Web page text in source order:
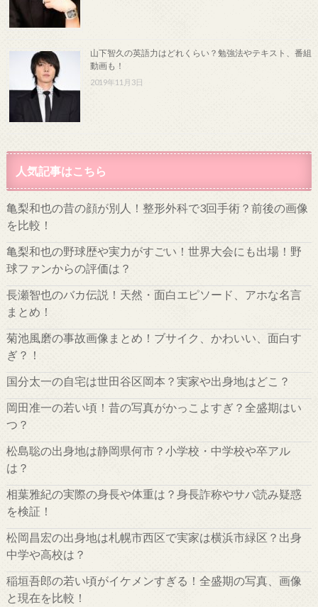
山下智久の英語力はどれくらい？勉強法やテキスト、番組
動画も！
2019年11月3日
人気記事はこちら
亀梨和也の昔の顔が別人！整形外科で3回手術？前後の画像
を比較！
亀梨和也の野球歴や実力がすごい！世界大会にも出場！野
球ファンからの評価は？
長瀬智也のバカ伝説！天然・面白エピソード、アホな名言
まとめ！
菊池風磨の事故画像まとめ！ブサイク、かわいい、面白す
ぎ？！
国分太一の自宅は世田谷区岡本？実家や出身地はどこ？
岡田准一の若い頃！昔の写真がかっこよすぎ？全盛期はい
つ？
松島聡の出身地は静岡県何市？小学校・中学校や卒アル
は？
相葉雅紀の実際の身長や体重は？身長詐称やサバ読み疑惑
を検証！
松岡昌宏の出身地は札幌市西区で実家は横浜市緑区？出身
中学や高校は？
稲垣吾郎の若い頃がイケメンすぎる！全盛期の写真、画像
と現在を比較！